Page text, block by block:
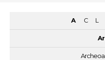
A C L
Ar
Archeoa